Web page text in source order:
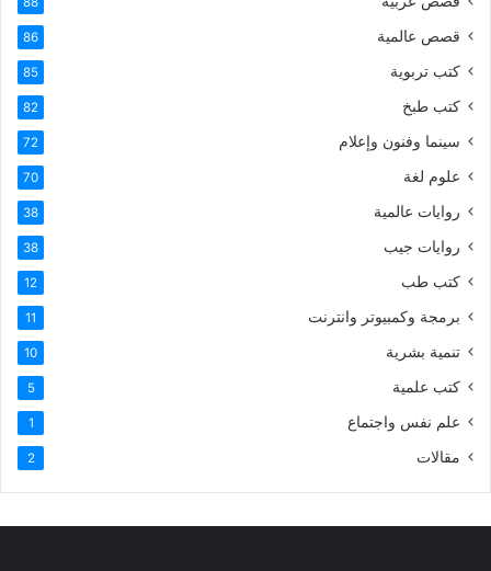
قصص عالمية 86
كتب تربوية 85
كتب طبخ 82
سينما وفنون وإعلام 72
علوم لغة 70
روايات عالمية 38
روايات جيب 38
كتب طب 12
برمجة وكمبيوتر وانترنت 11
تنمية بشرية 10
كتب علمية 5
علم نفس واجتماع 1
مقالات 2